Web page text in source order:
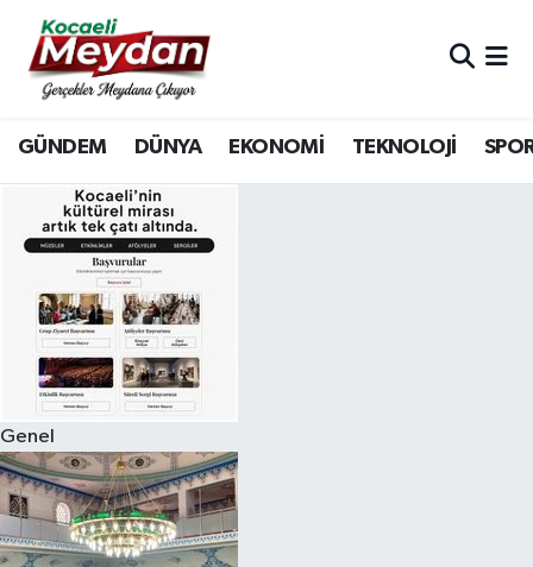
GÜNDEM DÜNYA EKONOMİ TEKNOLOJİ
Genel
Nöbetçi Eczaneler
Hava Durumu
Trafik Durumu
Süper Lig Puan Durumu ve Fikstür
Tüm Manşetler
Son Dakika Haberleri
Haber Arşivi